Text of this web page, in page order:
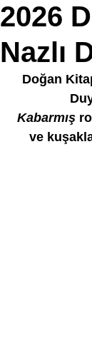
2026
Nazlı
Doğan
Kabarmış
ve